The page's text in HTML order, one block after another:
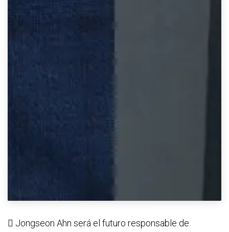
 Jongseon Ahn será el futuro responsable de